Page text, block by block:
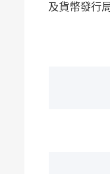
及貨幣發行